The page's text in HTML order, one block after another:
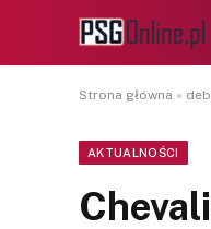
Strona główna »
AKTUALNOŚCI